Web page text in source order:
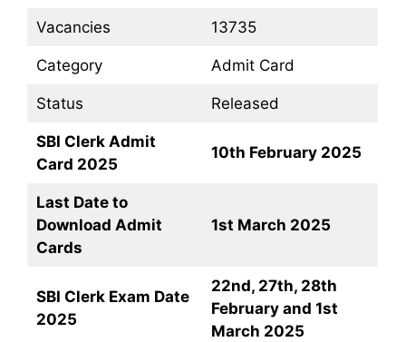
Vacancies 13735
Category Admit Card
Status Released
SBI Clerk Admit
Card 2025
10th February 2025
Last Date to
Download Admit
Cards
1st March 2025
SBI Clerk Exam Date
2025
22nd, 27th, 28th
February and 1st
March 2025